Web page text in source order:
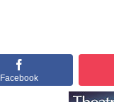
Facebook